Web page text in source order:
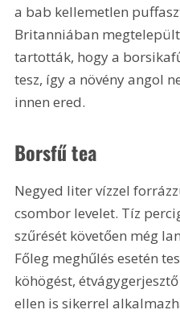
a bab kellemetlen
Britanniában
tartották, hogy a
tesz, így a növény angol
innen ered.
Borsfű tea
Negyed liter vízzel
csombor levelet. Tíz
szűrését követően még
Főleg meghűlés esetén
köhögést,
ellen is sikerrel